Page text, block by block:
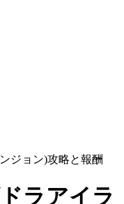
ジョン)攻略と報酬
ラアイラ